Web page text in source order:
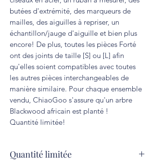
butées d'extrémité, des marqueurs de
mailles, des aiguilles à repriser, un
échantillon/jauge d'aiguille et bien plus
encore! De plus, toutes les pièces Forté
ont des joints de taille [S] ou [L] afin
qu'elles soient compatibles avec toutes
les autres pièces interchangeables de
manière similaire. Pour chaque ensemble
vendu, ChiaoGoo s'assure qu'un arbre
Blackwood africain est planté !
Quantité limitée!
Quantité limitée